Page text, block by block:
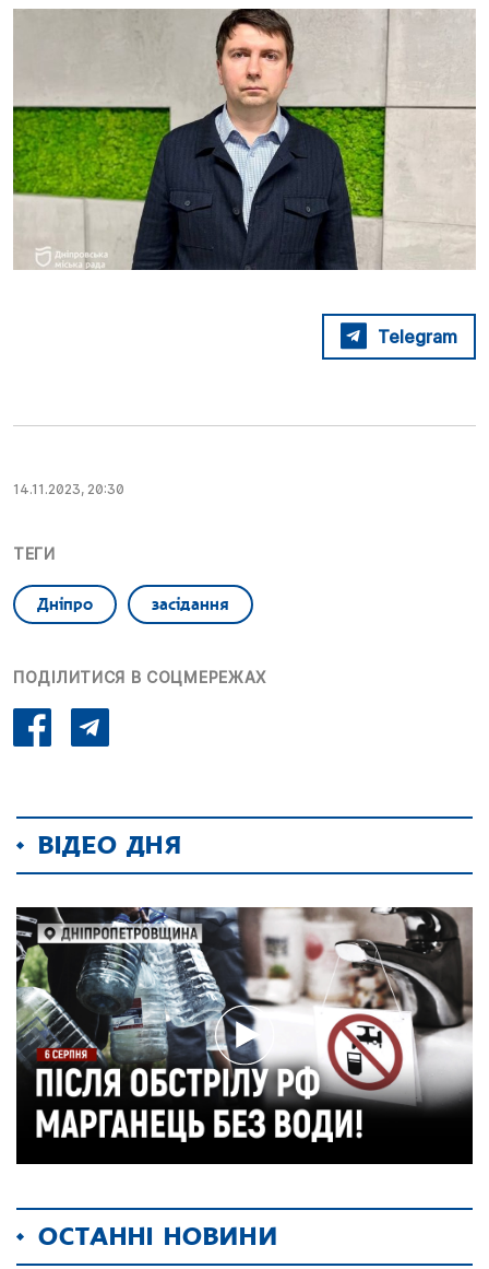
Telegram
14.11.2023, 20:30
ТЕГИ
Дніпро засідання
ПОДІЛИТИСЯ В СОЦМЕРЕЖАХ
ВІДЕО ДНЯ
ОСТАННІ НОВИНИ